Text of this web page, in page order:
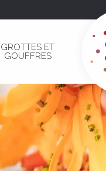
GROTTES ET
GOUFFRES